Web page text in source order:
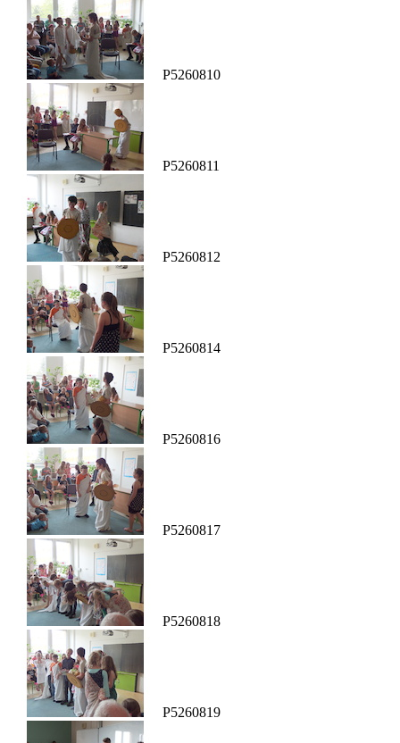
P5260810
P5260811
P5260812
P5260814
P5260816
P5260817
P5260818
P5260819